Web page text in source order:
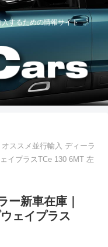
するための情報サイト
オススメ並行輸入 ディーラ
イプラスTCe 130 6MT 左
ー新車在庫｜
ェイプラス